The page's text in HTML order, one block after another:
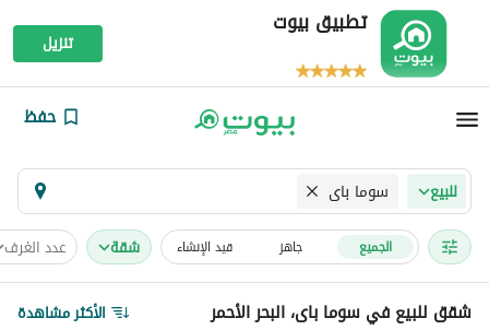
تطبيق بيوت
تنزيل
حفظ
للبيع سوما باى
الجميع جاهز قيد الإنشاء شقة عدد الغرف
شقق للبيع في سوما باى، البحر الأحمر الأكثر مشاهدة